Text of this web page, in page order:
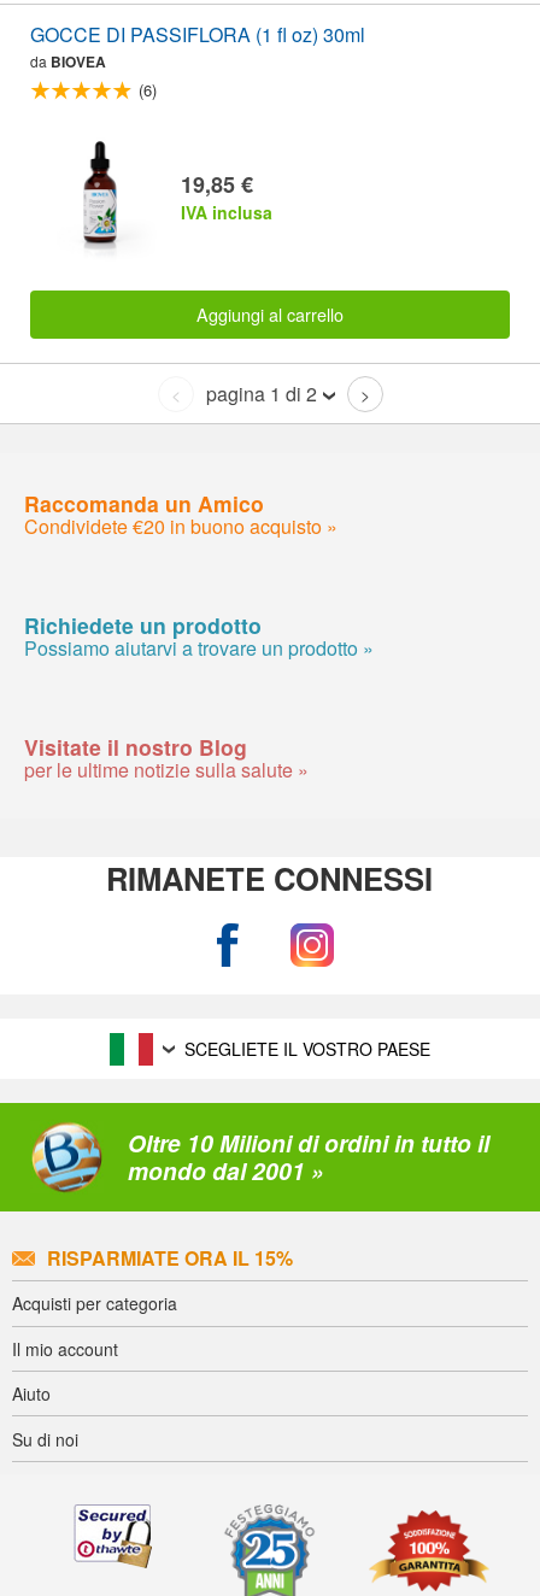
GOCCE DI PASSIFLORA (1 fl oz) 30ml
da BIOVEA
(6)
19,85 €
IVA inclusa
Aggiungi al carrello
< pagina 1 di 2 >
Raccomanda un Amico
Condividete €20 in buono acquisto »
Richiedete un prodotto
Possiamo aiutarvi a trovare un prodotto »
Visitate il nostro Blog
per le ultime notizie sulla salute »
RIMANETE CONNESSI
SCEGLIETE IL VOSTRO PAESE
Oltre 10 Milioni di ordini in tutto il
mondo dal 2001 »
RISPARMIATE ORA IL 15%
Acquisti per categoria
Il mio account
Aiuto
Su di noi